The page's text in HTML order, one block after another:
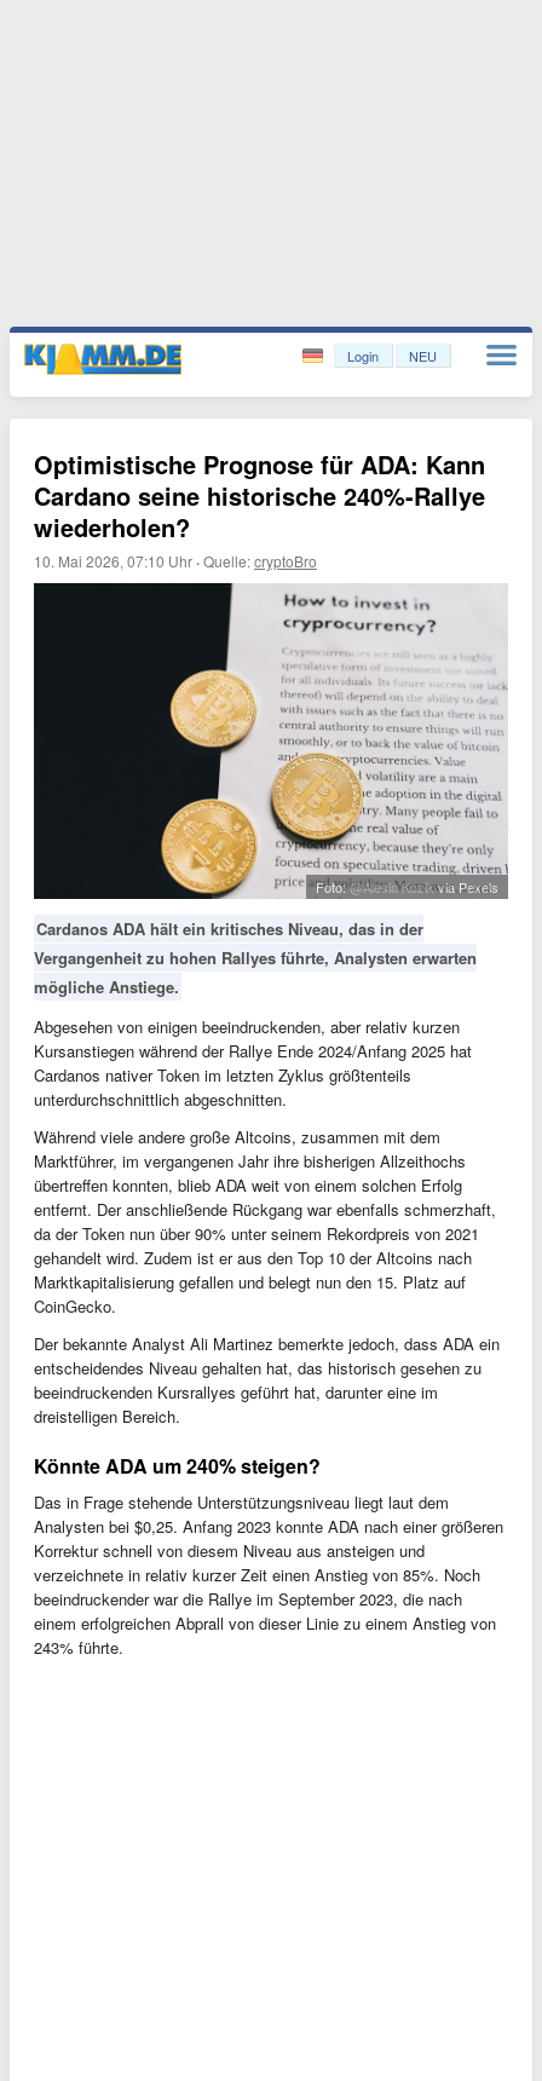
Login NEU
Optimistische Prognose für ADA: Kann
Cardano seine historische 240%-Rallye
wiederholen?
10. Mai 2026, 07:10 Uhr ·Quelle:cryptoBro
Foto:@Alesia Kozikvia Pexels
Cardanos ADA hält ein kritisches Niveau, das in der
Vergangenheit zu hohen Rallyes führte, Analysten erwarten
mögliche Anstiege.
Abgesehen von einigen beeindruckenden, aber relativ kurzen
Kursanstiegen während der Rallye Ende 2024/Anfang 2025 hat
Cardanos nativer Token im letzten Zyklus größtenteils
unterdurchschnittlich abgeschnitten.
Während viele andere große Altcoins, zusammen mit dem
Marktführer, im vergangenen Jahr ihre bisherigen Allzeithochs
übertreffen konnten, blieb ADA weit von einem solchen Erfolg
entfernt. Der anschließende Rückgang war ebenfalls schmerzhaft,
da der Token nun über 90% unter seinem Rekordpreis von 2021
gehandelt wird. Zudem ist er aus den Top 10 der Altcoins nach
Marktkapitalisierung gefallen und belegt nun den 15. Platz auf
CoinGecko.
Der bekannte Analyst Ali Martinez bemerkte jedoch, dass ADA ein
entscheidendes Niveau gehalten hat, das historisch gesehen zu
beeindruckenden Kursrallyes geführt hat, darunter eine im
dreistelligen Bereich.
Könnte ADA um 240% steigen?
Das in Frage stehende Unterstützungsniveau liegt laut dem
Analysten bei $0,25. Anfang 2023 konnte ADA nach einer größeren
Korrektur schnell von diesem Niveau aus ansteigen und
verzeichnete in relativ kurzer Zeit einen Anstieg von 85%. Noch
beeindruckender war die Rallye im September 2023, die nach
einem erfolgreichen Abprall von dieser Linie zu einem Anstieg von
243% führte.